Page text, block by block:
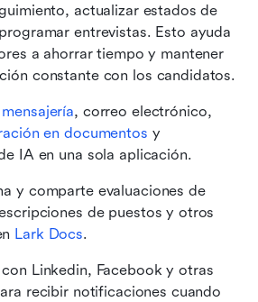
actualizar estados de
entrevistas. Esto ayuda
a ahorrar tiempo y mantener
constante con los candidatos.
mensajería, correo electrónico,
en documentos y
IA en una sola aplicación.
y comparte evaluaciones de
de puestos y otros
Lark Docs.
Linkedin, Facebook y otras
recibir notificaciones cuando